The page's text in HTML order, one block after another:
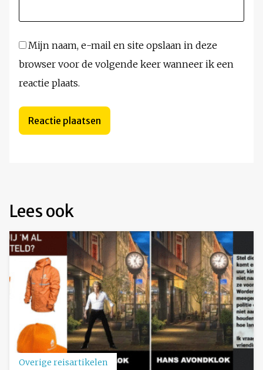
Mijn naam, e-mail en site opslaan in deze
browser voor de volgende keer wanneer ik een
reactie plaats.
Lees ook
Overige reisartikelen